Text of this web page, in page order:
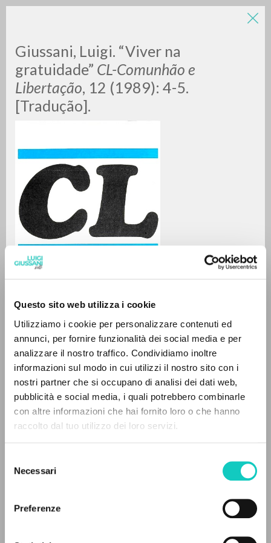
Questo sito web utilizza i cookie
Utilizziamo i cookie per personalizzare contenuti ed
annunci, per fornire funzionalità dei social media e per
analizzare il nostro traffico. Condividiamo inoltre
informazioni sul modo in cui utilizzi il nostro sito con i
nostri partner che si occupano di analisi dei dati web,
pubblicità e social media, i quali potrebbero combinarle
con altre informazioni che hai fornito loro o che hanno
raccolto dal tuo utilizzo dei loro servizi.
delNecessari
Preferenze
Giussani, Luigi. “Viver na
gratuidade” CL-Comunhão e
Libertação, 12 (1989): 4-5.
[Tradução].
Giussani LuigiAutore
Portoghese BR
CL-Comunhão e Libertação
1989
Pagine: 2
LUIGI
GIUSSANI
0DOCUMENTI TROVATI
RISULTATI SUCCESSIVI